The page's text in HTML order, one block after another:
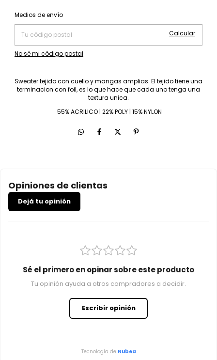
Entregas para el CP:
Medios de envío
Calcular
No sé mi código postal
Sweater tejido con cuello y mangas amplias. El tejido tiene una
terminacion con foil, es lo que hace que cada uno tenga una
textura unica.
55% ACRILICO | 22% POLY | 15% NYLON
Opiniones de clientas
Dejá tu opinión
Sé el primero en opinar sobre este producto
Tu opinión ayuda a otros compradores a decidir.
Escribir opinión
Tecnología de Nubea